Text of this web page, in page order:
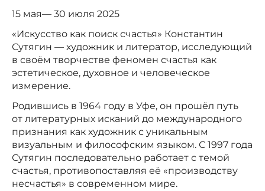
15 мая— 30 июля 2025
«Искусство как поиск счастья» Константин
Сутягин — художник и литератор, исследующий
в своём творчестве феномен счастья как
эстетическое, духовное и человеческое
измерение.
Родившись в 1964 году в Уфе, он прошёл путь
от литературных исканий до международного
признания как художник с уникальным
визуальным и философским языком. С 1997 года
Сутягин последовательно работает с темой
счастья, противопоставляя её «производству
несчастья» в современном мире.